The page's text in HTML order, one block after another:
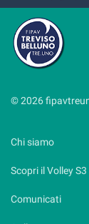
© 2026
Chi siamo
Scopri il Volley S3
Comunicati